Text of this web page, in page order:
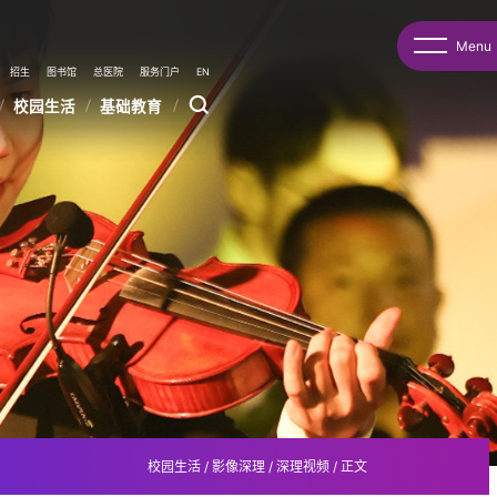
招生 图书馆 总医院 服务门户 EN
校园生活 基础教育
Menu
校园生活 / 影像深理 / 深理视频 / 正文